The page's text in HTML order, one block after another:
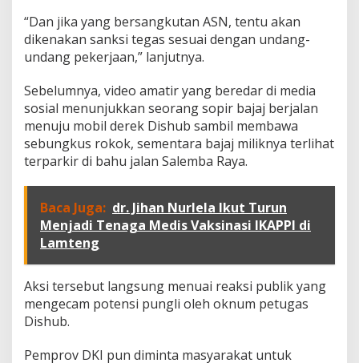
i
,
L
a
g
s
u
g
S
a
B
h
e
n
t
a
“Dan jika yang bersangkutan ASN, tentu akan
dikenakan sanksi tegas sesuai dengan undang-
undang pekerjaan,” lanjutnya.
Sebelumnya, video amatir yang beredar di media
sosial menunjukkan seorang sopir bajaj berjalan
menuju mobil derek Dishub sambil membawa
sebungkus rokok, sementara bajaj miliknya terlihat
terparkir di bahu jalan Salemba Raya.
Baca Juga: dr. Jihan Nurlela Ikut Turun
Menjadi Tenaga Medis Vaksinasi IKAPPI di
Lamteng
Aksi tersebut langsung menuai reaksi publik yang
mengecam potensi pungli oleh oknum petugas
Dishub.
Pemprov DKI pun diminta masyarakat untuk